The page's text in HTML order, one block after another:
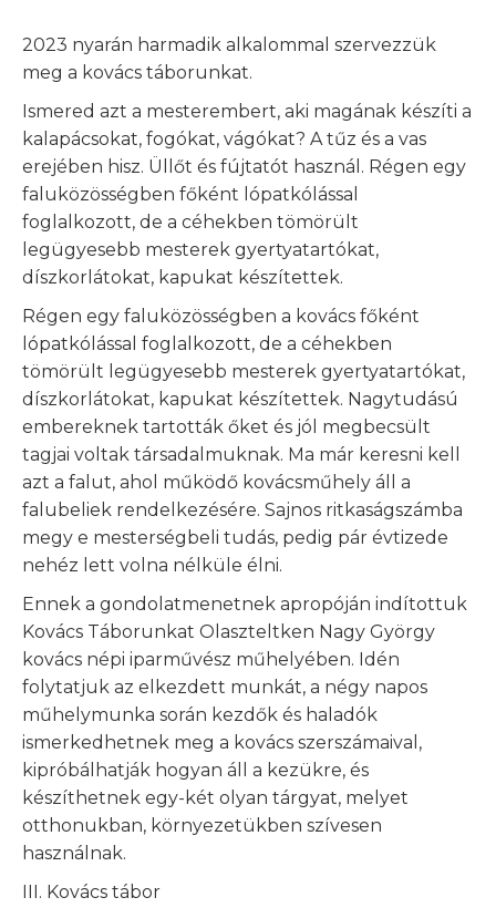
2023 nyarán harmadik alkalommal szervezzük
meg a kovács táborunkat.
Ismered azt a mesterembert, aki magának készíti a
kalapácsokat, fogókat, vágókat? A tűz és a vas
erejében hisz. Üllőt és fújtatót használ. Régen egy
faluközösségben főként lópatkólással
foglalkozott, de a céhekben tömörült
legügyesebb mesterek gyertyatartókat,
díszkorlátokat, kapukat készítettek.
Régen egy faluközösségben a kovács főként
lópatkólással foglalkozott, de a céhekben
tömörült legügyesebb mesterek gyertyatartókat,
díszkorlátokat, kapukat készítettek. Nagytudású
embereknek tartották őket és jól megbecsült
tagjai voltak társadalmuknak. Ma már keresni kell
azt a falut, ahol működő kovácsműhely áll a
falubeliek rendelkezésére. Sajnos ritkaságszámba
megy e mesterségbeli tudás, pedig pár évtizede
nehéz lett volna nélküle élni.
Ennek a gondolatmenetnek apropóján indítottuk
Kovács Táborunkat Olaszteltken Nagy György
kovács népi iparművész műhelyében. Idén
folytatjuk az elkezdett munkát, a négy napos
műhelymunka során kezdők és haladók
ismerkedhetnek meg a kovács szerszámaival,
kipróbálhatják hogyan áll a kezükre, és
készíthetnek egy-két olyan tárgyat, melyet
otthonukban, környezetükben szívesen
használnak.
III. Kovács tábor